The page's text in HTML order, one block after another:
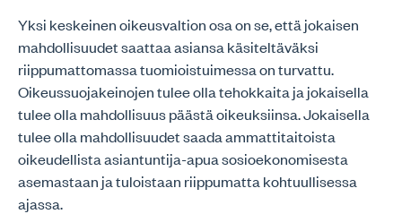
Yksi keskeinen oikeusvaltion osa on se, että jokaisen
mahdollisuudet saattaa asiansa käsiteltäväksi
riippumattomassa tuomioistuimessa on turvattu.
Oikeussuojakeinojen tulee olla tehokkaita ja jokaisella
tulee olla mahdollisuus päästä oikeuksiinsa. Jokaisella
tulee olla mahdollisuudet saada ammattitaitoista
oikeudellista asiantuntija-apua sosioekonomisesta
asemastaan ja tuloistaan riippumatta kohtuullisessa
ajassa.